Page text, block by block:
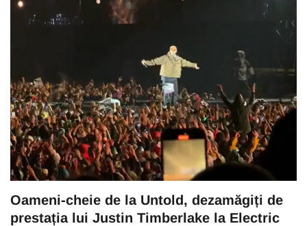
Oameni-cheie de la Untold, dezamăgiți de
prestația lui Justin Timberlake la Electric